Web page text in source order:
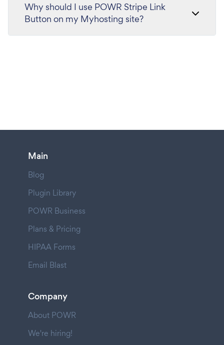
Why should I use POWR Stripe Link
Button on my Myhosting site?
Main
Blog
Plugin Library
POWR Business
Plans & Pricing
HIPAA Forms
Email Blast
Company
About POWR
We're hiring!